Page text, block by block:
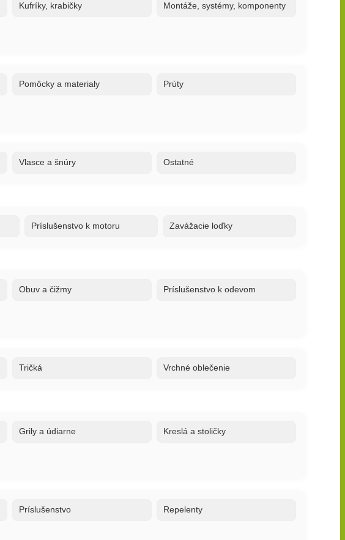
Kufríky, krabičky Montáže, systémy, komponenty
Pomôcky a materialy Prúty
Vlasce a šnúry Ostatné
Príslušenstvo k motoru Zavážacie loďky
Obuv a čižmy Príslušenstvo k odevom
Tričká Vrchné oblečenie
Grily a údiarne Kreslá a stoličky
Príslušenstvo Repelenty